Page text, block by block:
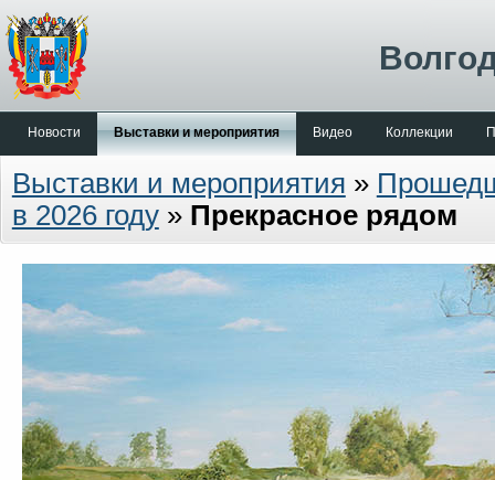
Новости Выставки и мероприятия Видео Коллекции
Выставки и мероприятия »
в 2026 году» Прекрасное рядом